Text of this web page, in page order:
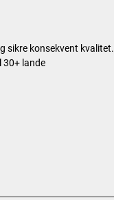
sikre konsekvent kvalitet.
30+ lande